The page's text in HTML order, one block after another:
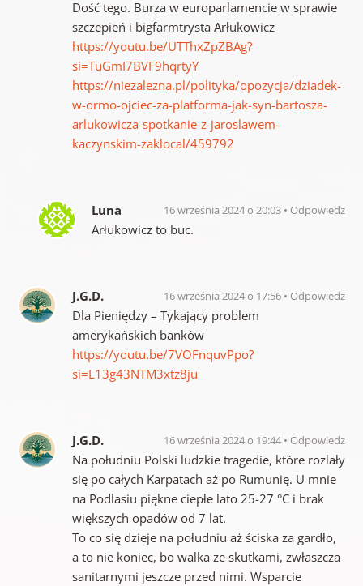
Dość tego. Burza w europarlamencie w sprawie
szczepień i bigfarmtrysta Arłukowicz
https://youtu.be/UTThxZpZBAg?
si=TuGmI7BVF9hqrtyY
https://niezalezna.pl/polityka/opozycja/dziadek-
w-ormo-ojciec-za-platforma-jak-syn-bartosza-
arlukowicza-spotkanie-z-jaroslawem-
kaczynskim-zaklocal/459792
Luna 16 września 2024 o 20:03 Odpowiedz
Arłukowicz to buc.
J.G.D. 16 września 2024 o 17:56 Odpowiedz
Dla Pieniędzy – Tykający problem
amerykańskich banków
https://youtu.be/7VOFnquvPpo?
si=L13g43NTM3xtz8ju
J.G.D. 16 września 2024 o 19:44 Odpowiedz
Na południu Polski ludzkie tragedie, które rozlały
się po całych Karpatach aż po Rumunię. U mnie
na Podlasiu piękne ciepłe lato 25-27 °C i brak
większych opadów od 7 lat.
To co się dzieje na południu aż ściska za gardło,
a to nie koniec, bo walka ze skutkami, zwłaszcza
sanitarnymi jeszcze przed nimi. Wsparcie